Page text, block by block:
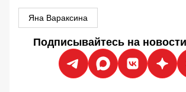
Яна Вараксина
Подписывайтесь на